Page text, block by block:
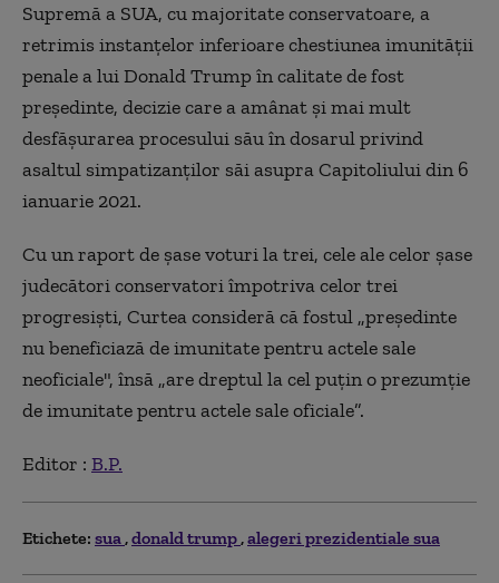
Supremă a SUA, cu majoritate conservatoare, a
retrimis instanţelor inferioare chestiunea imunităţii
penale a lui Donald Trump în calitate de fost
preşedinte, decizie care a amânat şi mai mult
desfăşurarea procesului său în dosarul privind
asaltul simpatizanţilor săi asupra Capitoliului din 6
ianuarie 2021.
Cu un raport de şase voturi la trei, cele ale celor şase
judecători conservatori împotriva celor trei
progresişti, Curtea consideră că fostul „preşedinte
nu beneficiază de imunitate pentru actele sale
neoficiale", însă „are dreptul la cel puţin o prezumţie
de imunitate pentru actele sale oficiale”.
Editor : B.P.
Etichete: sua donald trump alegeri prezidentiale sua